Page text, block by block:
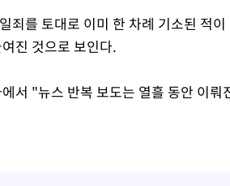
죄를 토대로 이미 한 차례 기소된 적
진 것으로 보인다.
서 "뉴스 반복 보도는 열흘 동안 이